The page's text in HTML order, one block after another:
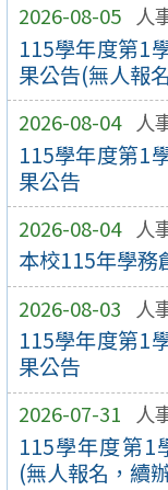
2026-08-05 人
115學年度第1
果公告(無人報
2026-08-04 人
115學年度第1
果公告
2026-08-04 人
本校115年學務
2026-08-03 人
115學年度第1
果公告
2026-07-31 人
115學年度第1
(無人報名，續